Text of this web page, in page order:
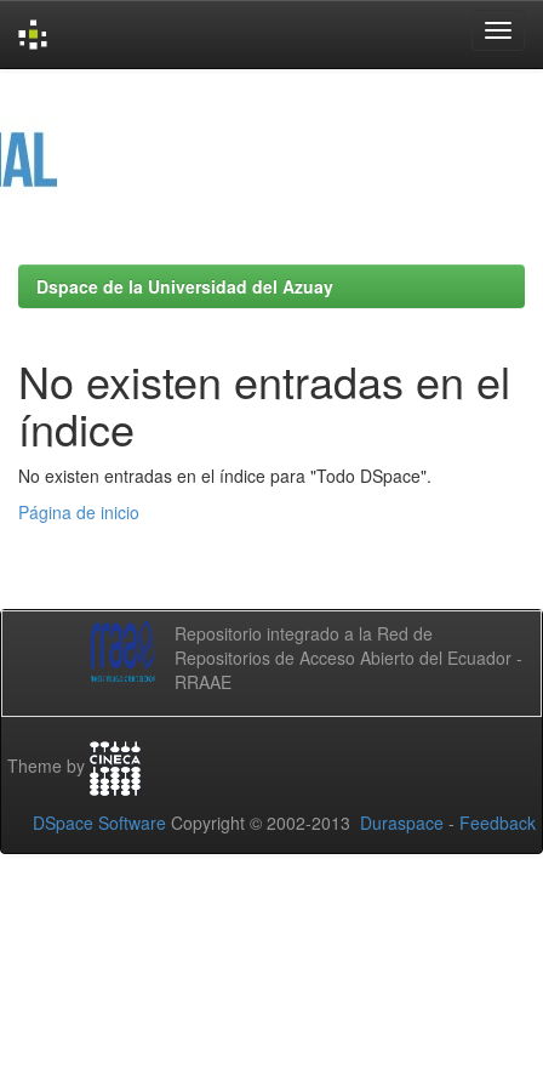
Dspace de la Universidad del Azuay
No existen entradas en el
índice
No existen entradas en el índice para "Todo DSpace".
Página de inicio
Repositorio integrado a la Red de
Repositorios de Acceso Abierto del Ecuador -
RRAAE
Theme by
DSpace Software Copyright © 2002-2013 Duraspace - Feedback